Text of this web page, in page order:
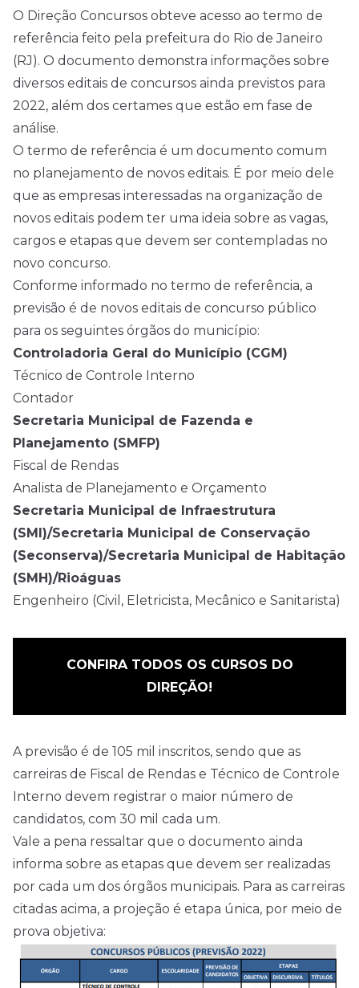
O Direção Concursos obteve acesso ao termo de
referência feito pela prefeitura do Rio de Janeiro
(RJ). O documento demonstra informações sobre
diversos editais de concursos ainda previstos para
2022, além dos certames que estão em fase de
análise.
O termo de referência é um documento comum
no planejamento de novos editais. É por meio dele
que as empresas interessadas na organização de
novos editais podem ter uma ideia sobre as vagas,
cargos e etapas que devem ser contempladas no
novo concurso.
Conforme informado no termo de referência, a
previsão é de novos editais de concurso público
para os seguintes órgãos do município:
Controladoria Geral do Município (CGM)
Técnico de Controle Interno
Contador
Secretaria Municipal de Fazenda e
Planejamento (SMFP)
Fiscal de Rendas
Analista de Planejamento e Orçamento
Secretaria Municipal de Infraestrutura
(SMI)/Secretaria Municipal de Conservação
(Seconserva)/Secretaria Municipal de Habitação
(SMH)/Rioáguas
Engenheiro (Civil, Eletricista, Mecânico e Sanitarista)
CONFIRA TODOS OS CURSOS DO
DIREÇÃO!
A previsão é de 105 mil inscritos, sendo que as
carreiras de Fiscal de Rendas e Técnico de Controle
Interno devem registrar o maior número de
candidatos, com 30 mil cada um.
Vale a pena ressaltar que o documento ainda
informa sobre as etapas que devem ser realizadas
por cada um dos órgãos municipais. Para as carreiras
citadas acima, a projeção é etapa única, por meio de
prova objetiva: